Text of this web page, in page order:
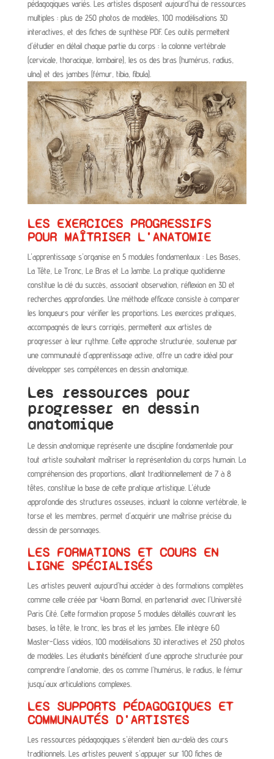
pédagogiques variés. Les artistes disposent aujourd'hui de ressources
multiples : plus de 250 photos de modèles, 100 modélisations 3D
interactives, et des fiches de synthèse PDF. Ces outils permettent
d'étudier en détail chaque partie du corps : la colonne vertébrale
(cervicale, thoracique, lombaire), les os des bras (humérus, radius,
ulna) et des jambes (fémur, tibia, fibula).
LES EXERCICES PROGRESSIFS
POUR MAÎTRISER L'ANATOMIE
L'apprentissage s'organise en 5 modules fondamentaux : Les Bases,
La Tête, Le Tronc, Le Bras et La Jambe. La pratique quotidienne
constitue la clé du succès, associant observation, réflexion en 3D et
recherches approfondies. Une méthode efficace consiste à comparer
les longueurs pour vérifier les proportions. Les exercices pratiques,
accompagnés de leurs corrigés, permettent aux artistes de
progresser à leur rythme. Cette approche structurée, soutenue par
une communauté d'apprentissage active, offre un cadre idéal pour
développer ses compétences en dessin anatomique.
Les ressources pour
progresser en dessin
anatomique
Le dessin anatomique représente une discipline fondamentale pour
tout artiste souhaitant maîtriser la représentation du corps humain. La
compréhension des proportions, allant traditionnellement de 7 à 8
têtes, constitue la base de cette pratique artistique. L'étude
approfondie des structures osseuses, incluant la colonne vertébrale, le
torse et les membres, permet d'acquérir une maîtrise précise du
dessin de personnages.
LES FORMATIONS ET COURS EN
LIGNE SPÉCIALISÉS
Les artistes peuvent aujourd'hui accéder à des formations complètes
comme celle créée par Yoann Bomal, en partenariat avec l'Université
Paris Cité. Cette formation propose 5 modules détaillés couvrant les
bases, la tête, le tronc, les bras et les jambes. Elle intègre 60
Master-Class vidéos, 100 modélisations 3D interactives et 250 photos
de modèles. Les étudiants bénéficient d'une approche structurée pour
comprendre l'anatomie, des os comme l'humérus, le radius, le fémur
jusqu'aux articulations complexes.
LES SUPPORTS PÉDAGOGIQUES ET
COMMUNAUTÉS D'ARTISTES
Les ressources pédagogiques s'étendent bien au-delà des cours
traditionnels. Les artistes peuvent s'appuyer sur 100 fiches de